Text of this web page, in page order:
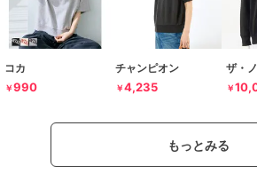
コカ
￥990
チャンピオン
￥4,235
ザ・
￥
もっとみる